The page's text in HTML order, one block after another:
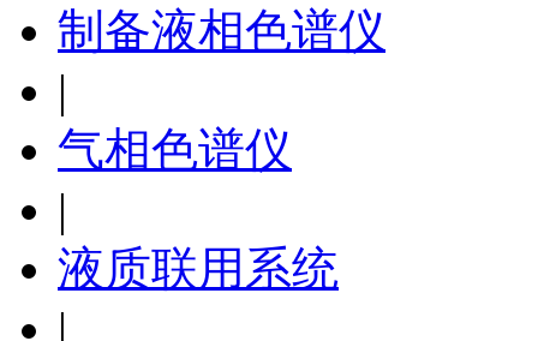
制备液相色谱仪
|
气相色谱仪
|
液质联用系统
|